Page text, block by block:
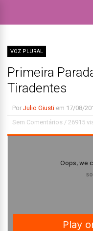
VOZ PLURAL
Primeira
Tiradentes
Por Julio Giusti em 17/08/
Sem Comentários / 26915